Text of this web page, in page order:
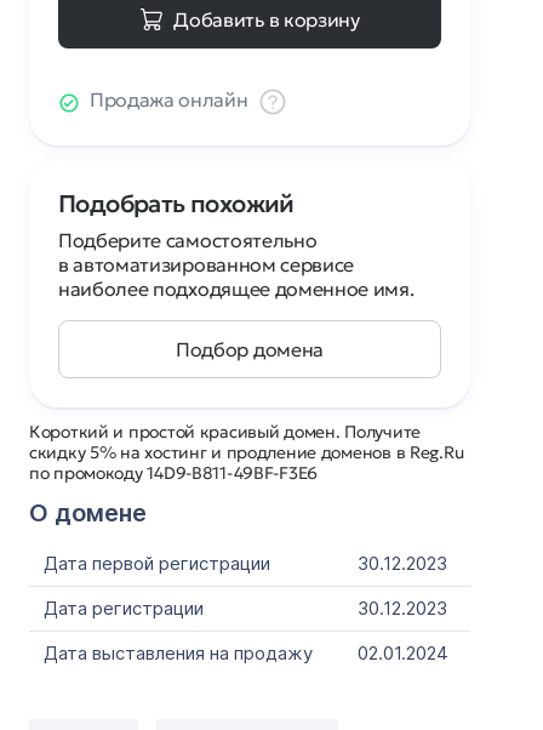
Короткий и простой красивый домен. Получите
скидку 5% на хостинг и продление доменов в Reg.Ru
по промокоду 14D9-B811-49BF-F3E6
О домене
Дата первой регистрации
30.12.2023
Дата регистрации
30.12.2023
Дата выставления на продажу
02.01.2024
Добавить в корзину
Продажа онлайн
Подобрать похожий
Подберите самостоятельно
в автоматизированном сервисе
наиболее подходящее доменное имя.
Подбор домена